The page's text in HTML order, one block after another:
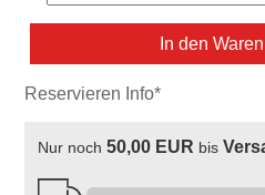
In den
Reservieren Info*
Nur noch 50,00 EUR bis